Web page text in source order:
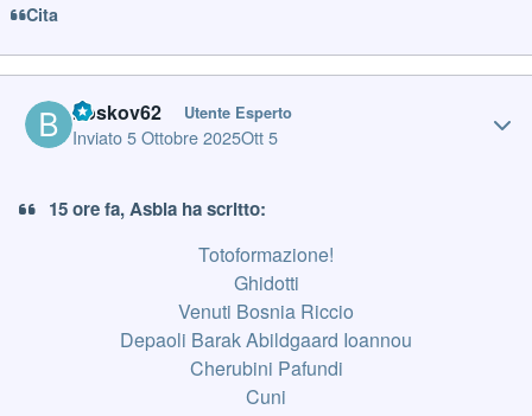
Cita
boskov62 Utente Esperto
Inviato5 Ottobre 2025Ott 5
15 ore fa, Asbla ha scritto:
Totoformazione!
Ghidotti
Venuti Bosnia Riccio
Depaoli Barak Abildgaard Ioannou
Cherubini Pafundi
Cuni